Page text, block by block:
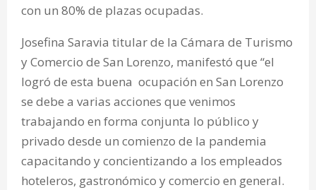
con un 80% de plazas ocupadas.
Josefina Saravia titular de la Cámara de Turismo
y Comercio de San Lorenzo, manifestó que “el
logró de esta buena ocupación en San Lorenzo
se debe a varias acciones que venimos
trabajando en forma conjunta lo público y
privado desde un comienzo de la pandemia
capacitando y concientizando a los empleados
hoteleros, gastronómico y comercio en general.